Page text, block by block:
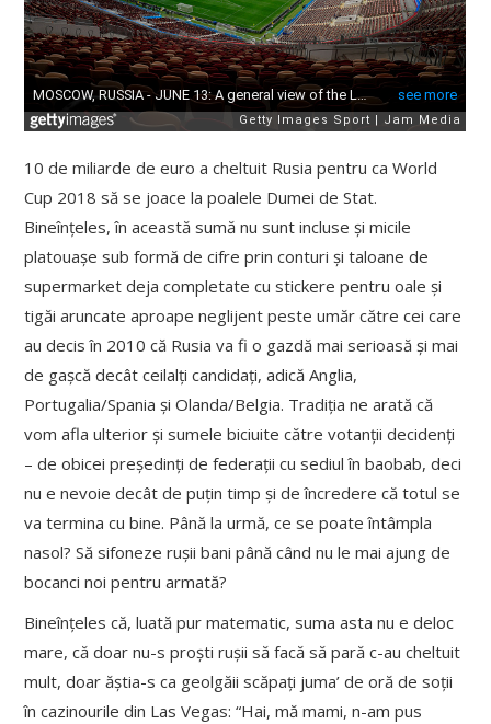
10 de miliarde de euro a cheltuit Rusia pentru ca World
Cup 2018 să se joace la poalele Dumei de Stat.
Bineînțeles, în această sumă nu sunt incluse și micile
platouașe sub formă de cifre prin conturi și taloane de
supermarket deja completate cu stickere pentru oale și
tigăi aruncate aproape neglijent peste umăr către cei care
au decis în 2010 că Rusia va fi o gazdă mai serioasă și mai
de gașcă decât ceilalți candidați, adică Anglia,
Portugalia/Spania și Olanda/Belgia. Tradiția ne arată că
vom afla ulterior și sumele biciuite către votanții decidenți
– de obicei președinți de federații cu sediul în baobab, deci
nu e nevoie decât de puțin timp și de încredere că totul se
va termina cu bine. Până la urmă, ce se poate întâmpla
nasol? Să sifoneze rușii bani până când nu le mai ajung de
bocanci noi pentru armată?
Bineînțeles că, luată pur matematic, suma asta nu e deloc
mare, că doar nu-s proști rușii să facă să pară c-au cheltuit
mult, doar ăștia-s ca geolgăii scăpați juma’ de oră de soții
în cazinourile din Las Vegas: “Hai, mă mami, n-am pus